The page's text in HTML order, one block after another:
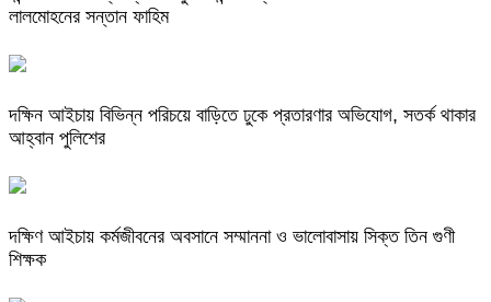
লালমোহনের সন্তান ফাহিম
দক্ষিন আইচায় ‎বিভিন্ন পরিচয়ে বাড়িতে ঢুকে প্রতারণার অভিযোগ, সতর্ক থাকার
আহ্বান পুলিশের
দক্ষিণ আইচায় কর্মজীবনের অবসানে সম্মাননা ও ভালোবাসায় সিক্ত তিন গুণী
শিক্ষক